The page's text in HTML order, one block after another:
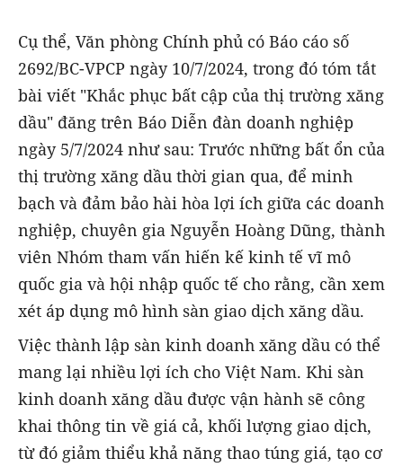
Cụ thể, Văn phòng Chính phủ có Báo cáo số
2692/BC-VPCP ngày 10/7/2024, trong đó tóm tắt
bài viết "Khắc phục bất cập của thị trường xăng
dầu" đăng trên Báo Diễn đàn doanh nghiệp
ngày 5/7/2024 như sau: Trước những bất ổn của
thị trường xăng dầu thời gian qua, để minh
bạch và đảm bảo hài hòa lợi ích giữa các doanh
nghiệp, chuyên gia Nguyễn Hoàng Dũng, thành
viên Nhóm tham vấn hiến kế kinh tế vĩ mô
quốc gia và hội nhập quốc tế cho rằng, cần xem
xét áp dụng mô hình sàn giao dịch xăng dầu.
Việc thành lập sàn kinh doanh xăng dầu có thể
mang lại nhiều lợi ích cho Việt Nam. Khi sàn
kinh doanh xăng dầu được vận hành sẽ công
khai thông tin về giá cả, khối lượng giao dịch,
từ đó giảm thiểu khả năng thao túng giá, tạo cơ